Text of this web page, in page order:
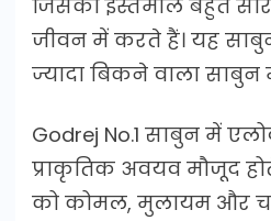
जिसका इस्तेमाल बहुत
जीवन में करते हैं। यह
ज्यादा बिकने वाला
Godrej No.1 साबुन में
प्राकृतिक अवयव मौजूद
को कोमल, मुलायम और